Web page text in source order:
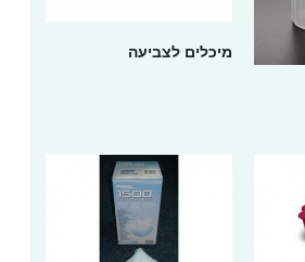
מיכלים לצביעה